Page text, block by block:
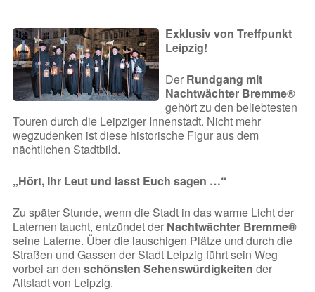
Exklusiv von Treffpunkt
Leipzig!
Der Rundgang mit
Nachtwächter Bremme®
gehört zu den beliebtesten
Touren durch die Leipziger Innenstadt. Nicht mehr
wegzudenken ist diese historische Figur aus dem
nächtlichen Stadtbild.
„Hört, Ihr Leut und lasst Euch sagen …“
Zu später Stunde, wenn die Stadt in das warme Licht der
Laternen taucht, entzündet der Nachtwächter Bremme®
seine Laterne. Über die lauschigen Plätze und durch die
Straßen und Gassen der Stadt Leipzig führt sein Weg
vorbei an den schönsten Sehenswürdigkeiten der
Altstadt von Leipzig.